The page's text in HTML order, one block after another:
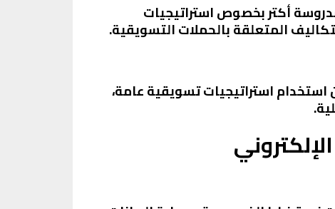
أكتر بخصوص استراتيجيات
المتعلقة بالحملات التسويقية.
استراتيجيات تسويقية عامة،